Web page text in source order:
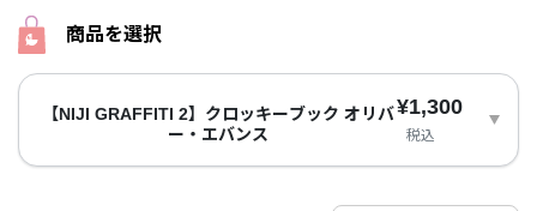
商品を選択
【NIJI GRAFFITI 2】クロッキーブック オリバ
ー・エバンス
¥1,300
税込